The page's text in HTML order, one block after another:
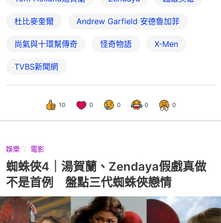
杜比麥奎爾 Andrew Garfield 安德魯加菲
尚氣與十環幫傳奇 怪奇物語 X-Men
TVBS新聞網
10 0 0 0 0
娛樂 電影
蜘蛛俠4｜湯賀蘭、Zendaya假戲真做
不是首例 盤點三代蜘蛛俠戀情